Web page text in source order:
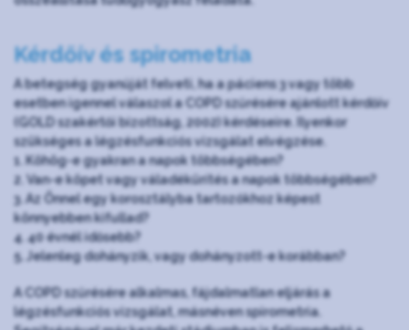
Kérdőív és spirometria
A betegség gyanúját felveti, ha a páciens 3 vagy több
esetben igennel válaszol a COPD szűrésére ajánlott kérdőív
(GOLD szakértői bizottság, 2002) kérdéseire. Ilyenkor
szükséges a légzésfunkciós vizsgálat elvégzése.
1. Köhög-e gyakran a napok többségében?
2. Van-e köpet vagy váladékürítés a napok többségében?
3. Az Önnel egy korosztályba tartozókhoz képest
könnyebben kifullad?
4. 40 évnél idősebb?
5. Jelenleg dohányzik, vagy dohányzott-e korábban?
A COPD szűrésére alkalmas, fájdalmatlan eljárás a
légzésfunkciós vizsgálat, másnéven spirometria.